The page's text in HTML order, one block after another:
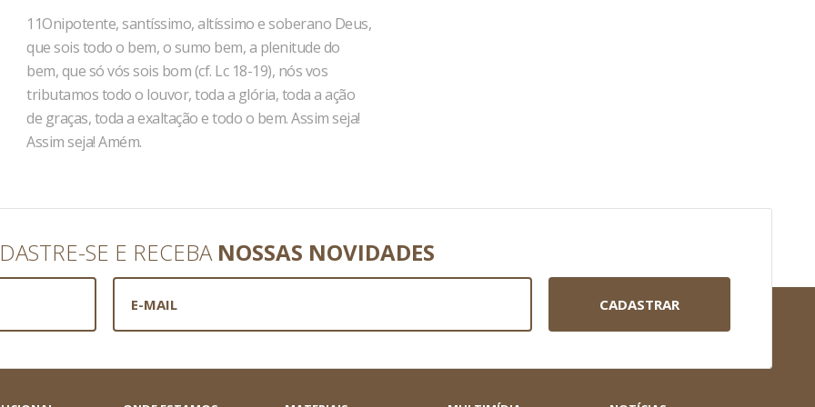
11Onipotente, santíssimo, altíssimo e soberano Deus,
que sois todo o bem, o sumo bem, a plenitude do
bem, que só vós sois bom (cf. Lc 18-19), nós vos
tributamos todo o louvor, toda a glória, toda a ação
de graças, toda a exaltação e todo o bem. Assim seja!
Assim seja! Amém.
SE E RECEBA NOSSAS NOVIDADES
CADASTRAR